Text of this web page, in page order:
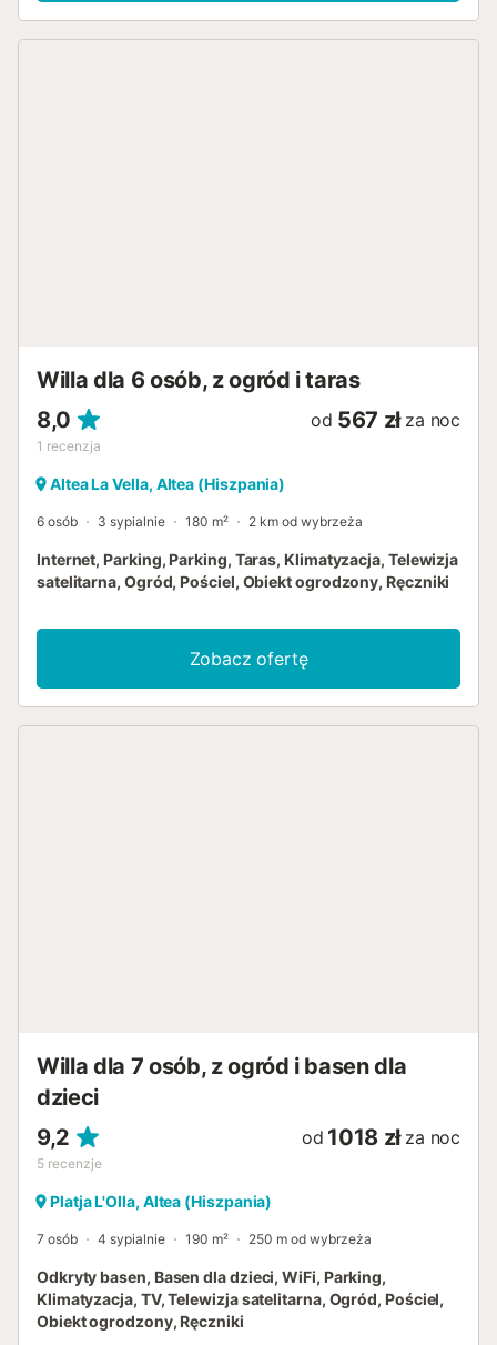
Willa dla 6 osób, z ogród i taras
8,0
1 recenzja
od 567 zł za noc
Altea La Vella, Altea (Hiszpania)
6 osób 3 sypialnie 180 m² 2 km od wybrzeża
Internet, Parking, Parking, Taras, Klimatyzacja, Telewizja
satelitarna, Ogród, Pościel, Obiekt ogrodzony, Ręczniki
Zobacz ofertę
Willa dla 7 osób, z ogród i basen dla
dzieci
9,2
5 recenzje
od 1018 zł za noc
Platja L'Olla, Altea (Hiszpania)
7 osób 4 sypialnie 190 m² 250 m od wybrzeża
Odkryty basen, Basen dla dzieci, WiFi, Parking,
Klimatyzacja, TV, Telewizja satelitarna, Ogród, Pościel,
Obiekt ogrodzony, Ręczniki